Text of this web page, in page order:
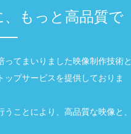
もっと高品質で
てまいりました映像制作技術と
ップサービスを提供しておりま
ことにより、高品質な映像と、